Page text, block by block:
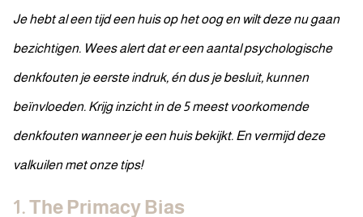
Je hebt al een tijd een huis op het oog en wilt deze nu gaan
bezichtigen. Wees alert dat er een aantal psychologische
denkfouten je eerste indruk, én dus je besluit, kunnen
beïnvloeden. Krijg inzicht in de 5 meest voorkomende
denkfouten wanneer je een huis bekijkt. En vermijd deze
valkuilen met onze tips!
1. The Primacy Bias